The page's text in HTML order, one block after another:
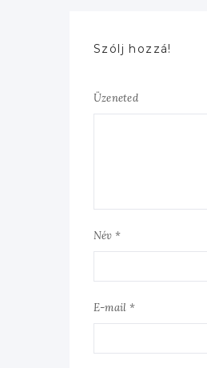
Szólj hozzá!
Üzeneted
Név *
E-mail *